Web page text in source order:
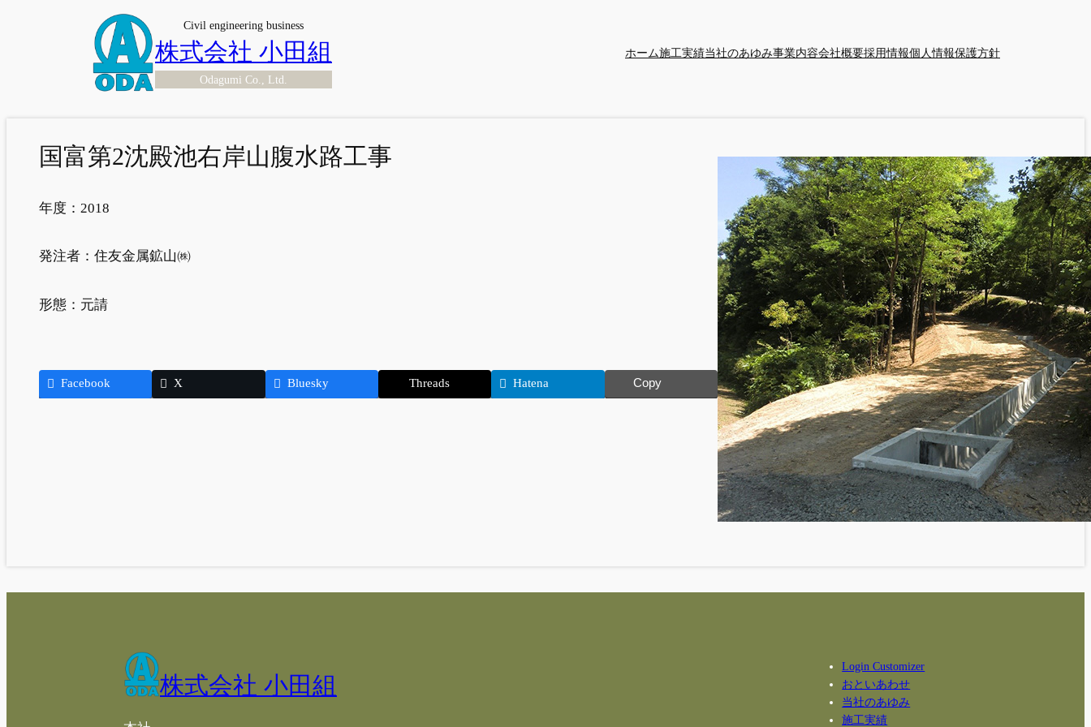
Civil engineering business
株式会社 小田組
Odagumi Co., Ltd.
ホーム施工実績当社のあゆみ事業内容会社概要採用情報個人情報保護方針
国富第2沈殿池右岸山腹水路工事
年度： 2018
発注者： 住友金属鉱山㈱
形態： 元請
Facebook X Bluesky Threads Hatena Copy
株式会社 小田組
Login Customizer
おといあわせ
当社のあゆみ
施工実績